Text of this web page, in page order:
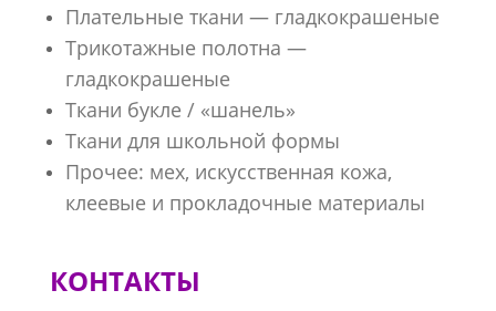
Плательные ткани — гладкокрашеные
Трикотажные полотна —
гладкокрашеные
Ткани букле / «шанель»
Ткани для школьной формы
Прочее: мех, искусственная кожа,
клеевые и прокладочные материалы
КОНТАКТЫ